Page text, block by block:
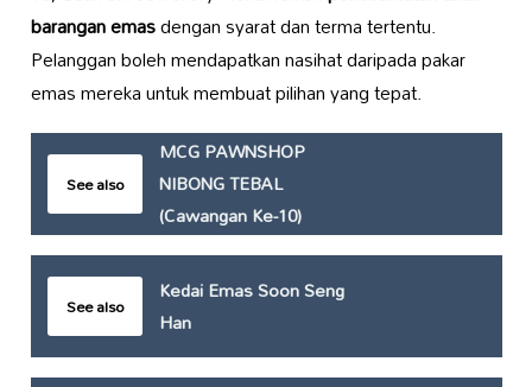
barangan emasdengan syarat dan terma tertentu.
Pelanggan boleh mendapatkan nasihat daripada pakar
emas mereka untuk membuat pilihan yang tepat.
See also
MCG PAWNSHOP
NIBONG TEBAL
(Cawangan Ke-10)
See also
Kedai Emas Soon Seng
Han